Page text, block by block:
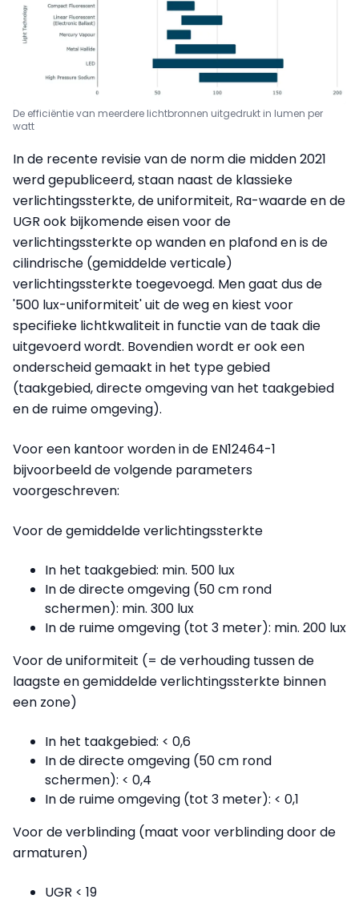
De efficiëntie van meerdere lichtbronnen uitgedrukt in lumen per
watt
In de recente revisie van de norm die midden 2021
werd gepubliceerd, staan naast de klassieke
verlichtingssterkte, de uniformiteit, Ra-waarde en de
UGR ook bijkomende eisen voor de
verlichtingssterkte op wanden en plafond en is de
cilindrische (gemiddelde verticale)
verlichtingssterkte toegevoegd. Men gaat dus de
'500 lux-uniformiteit' uit de weg en kiest voor
specifieke lichtkwaliteit in functie van de taak die
uitgevoerd wordt. Bovendien wordt er ook een
onderscheid gemaakt in het type gebied
(taakgebied, directe omgeving van het taakgebied
en de ruime omgeving).
Voor een kantoor worden in de EN12464-1
bijvoorbeeld de volgende parameters
voorgeschreven:
Voor de gemiddelde verlichtingssterkte
In het taakgebied: min. 500 lux
In de directe omgeving (50 cm rond
schermen): min. 300 lux
In de ruime omgeving (tot 3 meter): min. 200 lux
Voor de uniformiteit (= de verhouding tussen de
laagste en gemiddelde verlichtingssterkte binnen
een zone)
In het taakgebied: < 0,6
In de directe omgeving (50 cm rond
schermen): < 0,4
In de ruime omgeving (tot 3 meter): < 0,1
Voor de verblinding (maat voor verblinding door de
armaturen)
UGR < 19